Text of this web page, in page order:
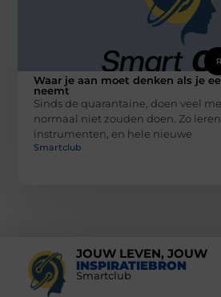
Waar je aan moet denken als je
neemt
Sinds de quarantaine, doen veel
normaal niet zouden doen. Zo
instrumenten, en hele nieuwe
Smartclub
JOUW LEVEN, JOUW
INSPIRATIEBRON
Smartclub